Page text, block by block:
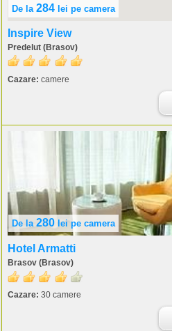
De la 284 lei pe camera
Inspire View
Predelut (Brasov)
Cazare: camere
De la 280 lei pe camera
Hotel Armatti
Brasov (Brasov)
Cazare: 30 camere